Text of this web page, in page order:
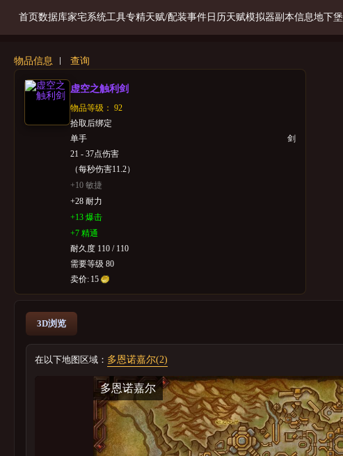
首页数据库家宅系统工具专精天赋/配装事件日历天赋模拟器副本信息地下堡
物品信息 查询
虚空之触利剑
物品等级： 92
拾取后绑定
单手
剑
21 - 37点伤害
（每秒伤害11.2）
+10 敏捷
+28 耐力
+13 爆击
+7 精通
耐久度 110 / 110
需要等级 80
卖价: 15
3D浏览
在以下地图区域： 多恩诺嘉尔(2)